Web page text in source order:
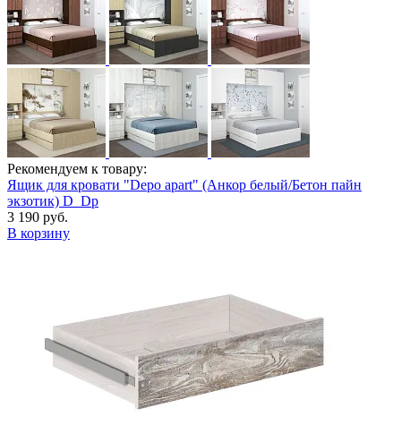
Рекомендуем к товару:
Ящик для кровати "Depo apart" (Анкор белый/Бетон пайн
экзотик) D_Dp
3 190 руб.
В корзину